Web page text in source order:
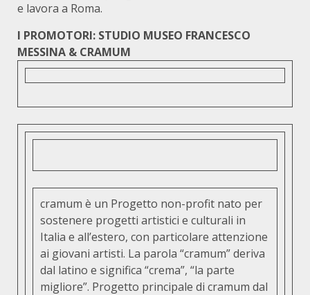
e lavora a Roma.
I PROMOTORI: STUDIO MUSEO FRANCESCO
MESSINA & CRAMUM
cramum è un Progetto non-profit nato per
sostenere progetti artistici e culturali in
Italia e all’estero, con particolare attenzione
ai giovani artisti. La parola “cramum” deriva
dal latino e significa “crema”, “la parte
migliore”. Progetto principale di cramum dal